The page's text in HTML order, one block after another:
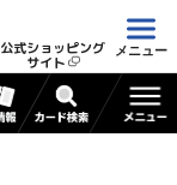
公式ショッピング
サイト
メニュー